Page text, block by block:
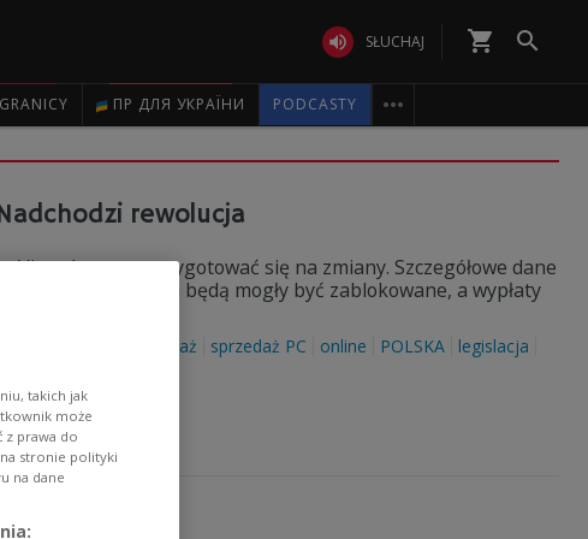
 SŁUCHAJ shopping_cart 
ПР ДЛЯ УКРАЇНИ PODCASTY 
rewolucja
Vinted muszą przygotować się na zmiany. Szczegółowe dane
handlujących będą mogły być zablokowane, a wypłaty
sprzedaż sprzedaż PC online POLSKA
legislacja
takich jak
może
z prawa do
stronie polityki
na dane